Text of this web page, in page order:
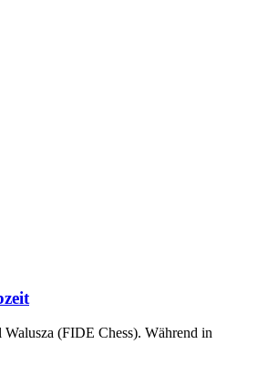
(FIDE Chess). Während in